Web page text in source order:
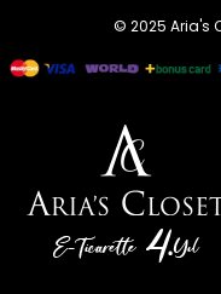
© 2025 Aria's